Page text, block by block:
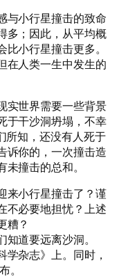
与小行星撞击的致命
多；因此，从平均概
小行星撞击更多。
在人类一生中发生的
实世界需要一些背景
于干沙洞坍塌，不幸
所知，还没有人死于
诉你的，一次撞击造
撞击的总和。
来小行星撞击了？谨
不必要地担忧？上述
糟？
道要远离沙洞。
杂志》上。同时，
。